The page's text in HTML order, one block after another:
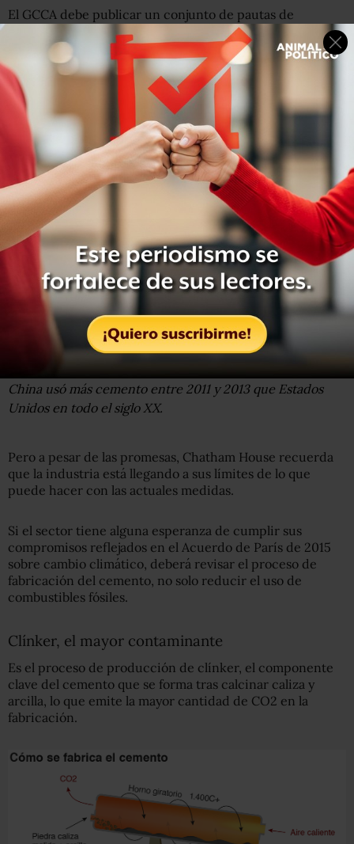
El GCCA debe publicar un conjunto de pautas de
sostenibilidad, que sus miembros deben seguir.
"Al reunir a los actores globales para encontrar un
enfoque y elaborar un programa de trabajo detallado,
podemos ayudar a
garantizar un futuro sostenible para
el cemento y el
concreto, y para las necesidades de las
generaciones futuras", dice Sporton.
Getty Images
China usó más cemento entre 2011 y 2013 que Estados
Unidos en todo el siglo XX.
Pero a pesar de las promesas, Chatham House recuerda
que la industria está llegando a sus límites de lo que
puede hacer con las actuales medidas.
Si el sector tiene alguna esperanza de cumplir sus
compromisos reflejados en el Acuerdo de París de 2015
sobre cambio climático, deberá revisar el proceso de
fabricación del cemento, no solo reducir el uso de
combustibles fósiles.
Clínker, el mayor contaminante
Es el proceso de producción de clínker, el componente
clave del cemento que se forma tras calcinar caliza y
arcilla, lo que emite la mayor cantidad de CO2 en la
fabricación.